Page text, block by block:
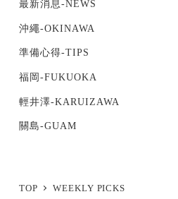
最新消息-NEWS
沖繩-OKINAWA
準備心得-TIPS
福岡-FUKUOKA
輕井澤-KARUIZAWA
關島-GUAM
TOP
WEEKLY PICKS